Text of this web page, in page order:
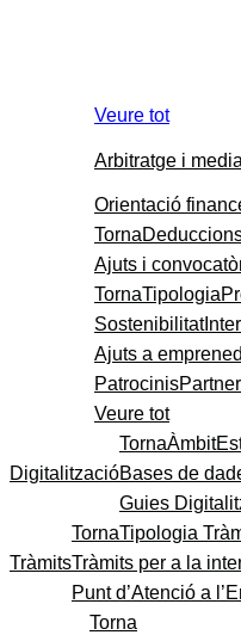
Veure tot
Arbitratge i
Orientació
Torna
Ajuts i
TornaTipologia
Sostenibilitat
Ajuts a
Patrocinis
Veure tot
Digitalització
TornaÀmbit
Bases de
Guies
Tràmits
TornaTipologia
Tràmits per a la
Punt d’Atenció a
Torna